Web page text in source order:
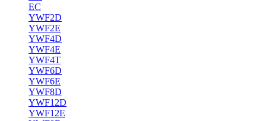
EC
YWF2D
YWF2E
YWF4D
YWF4E
YWF4T
YWF6D
YWF6E
YWF8D
YWF12D
YWF12E